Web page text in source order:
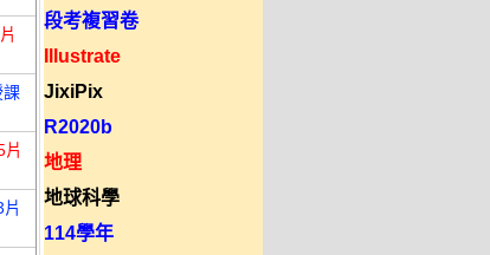
課
段考複習卷
Illustrate
JixiPix
R2020b
地理
地球科學
114學年